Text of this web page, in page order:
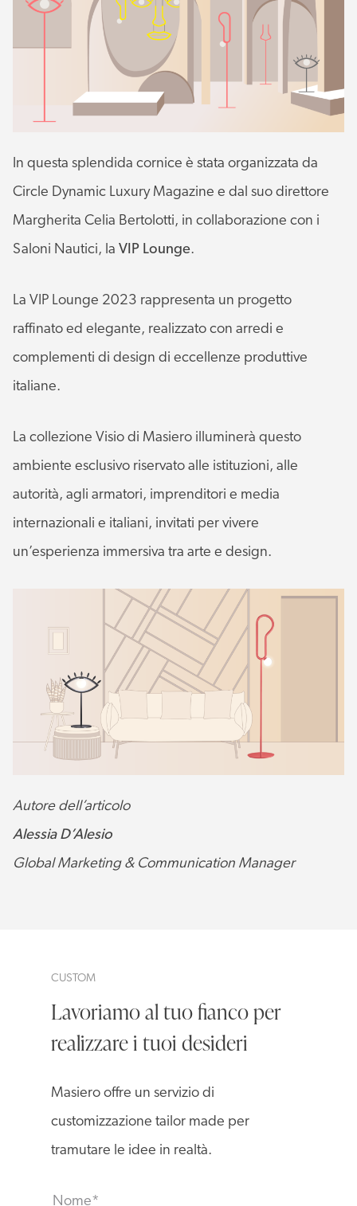
In questa splendida cornice è stata organizzata da
Circle Dynamic Luxury Magazine e dal suo direttore
Margherita Celia Bertolotti, in collaborazione con i
Saloni Nautici, la VIP Lounge.
La VIP Lounge 2023 rappresenta un progetto
raffinato ed elegante, realizzato con arredi e
complementi di design di eccellenze produttive
italiane.
La collezione Visio di Masiero illuminerà questo
ambiente esclusivo riservato alle istituzioni, alle
autorità, agli armatori, imprenditori e media
internazionali e italiani, invitati per vivere
un’esperienza immersiva tra arte e design.
Autore dell’articolo
Alessia D’Alesio
Global Marketing & Communication Manager
CUSTOM
Lavoriamo al tuo fianco per
realizzare i tuoi desideri
Masiero offre un servizio di
customizzazione tailor made per
tramutare le idee in realtà.
Nome*